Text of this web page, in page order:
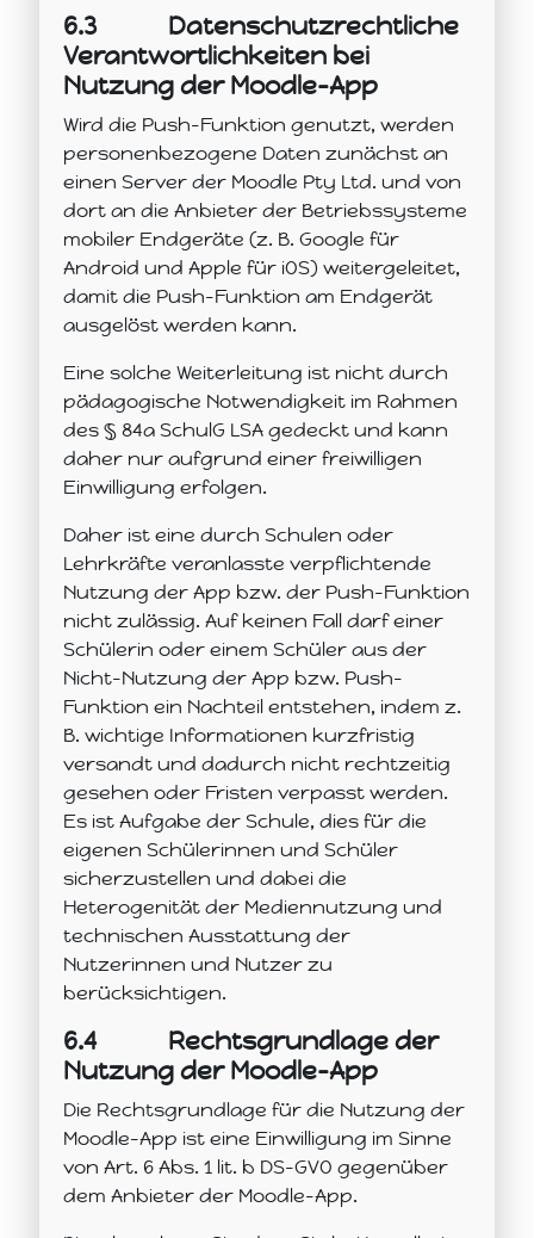
6.3 Datenschutzrechtliche
Verantwortlichkeiten bei
Nutzung der Moodle-App
Wird die Push-Funktion genutzt, werden
personenbezogene Daten zunächst an
einen Server der Moodle Pty Ltd. und von
dort an die Anbieter der Betriebssysteme
mobiler Endgeräte (z. B. Google für
Android und Apple für iOS) weitergeleitet,
damit die Push-Funktion am Endgerät
ausgelöst werden kann.
Eine solche Weiterleitung ist nicht durch
pädagogische Notwendigkeit im Rahmen
des § 84a SchulG LSA gedeckt und kann
daher nur aufgrund einer freiwilligen
Einwilligung erfolgen.
Daher ist eine durch Schulen oder
Lehrkräfte veranlasste verpflichtende
Nutzung der App bzw. der Push-Funktion
nicht zulässig. Auf keinen Fall darf einer
Schülerin oder einem Schüler aus der
Nicht-Nutzung der App bzw. Push-
Funktion ein Nachteil entstehen, indem z.
B. wichtige Informationen kurzfristig
versandt und dadurch nicht rechtzeitig
gesehen oder Fristen verpasst werden.
Es ist Aufgabe der Schule, dies für die
eigenen Schülerinnen und Schüler
sicherzustellen und dabei die
Heterogenität der Mediennutzung und
technischen Ausstattung der
Nutzerinnen und Nutzer zu
berücksichtigen.
6.4 Rechtsgrundlage der
Nutzung der Moodle-App
Die Rechtsgrundlage für die Nutzung der
Moodle-App ist eine Einwilligung im Sinne
von Art. 6 Abs. 1 lit. b DS-GVO gegenüber
dem Anbieter der Moodle-App.